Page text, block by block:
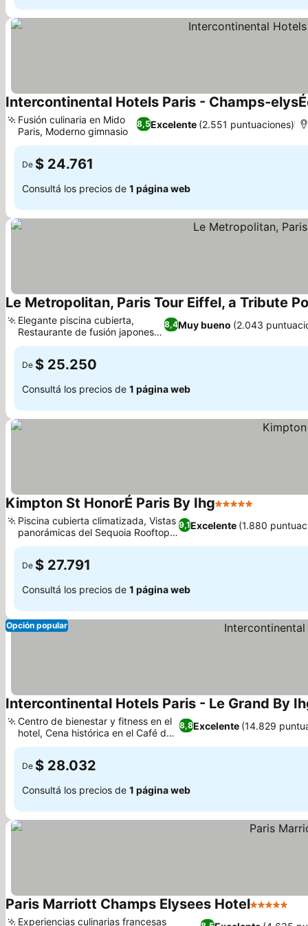
Intercontinental Hotels Paris - Champs-
8,5Excelente (2.551 puntuaciones)
Fusión culinaria en Mido
Paris, Moderno gimnasio
De $ 24.761
Consultá los precios de 1 página web
Le Metropolitan, Paris Tour Eiffel, a Tribute
8,4Muy bueno (2.043
Elegante piscina cubierta,
Restaurante de fusión japonesa
Hokusai
De $ 25.250
Consultá los precios de 1 página web
Kimpton St HonorÉ Paris By Ihg5 Estrellas
9,1Excelente (1.880
Piscina cubierta climatizada, Vistas
panorámicas del Sequoia Rooftop
Bar
De $ 27.791
Consultá los precios de 1 página web
Opción popular
Intercontinental Hotels Paris - Le Grand By
8,8Excelente (14.829
Centro de bienestar y fitness en el
hotel, Cena histórica en el Café de
la Paix
De $ 28.032
Consultá los precios de 1 página web
Paris Marriott Champs Elysees Hotel5 Estrellas
Experiencias culinarias francesas